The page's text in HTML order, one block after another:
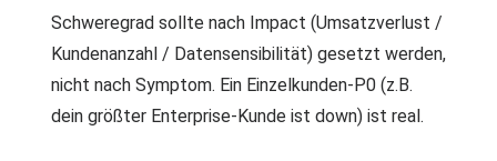
Schweregrad sollte nach Impact (Umsatzverlust /
Kundenanzahl / Datensensibilität) gesetzt werden,
nicht nach Symptom. Ein Einzelkunden-P0 (z.B.
dein größter Enterprise-Kunde ist down) ist real.